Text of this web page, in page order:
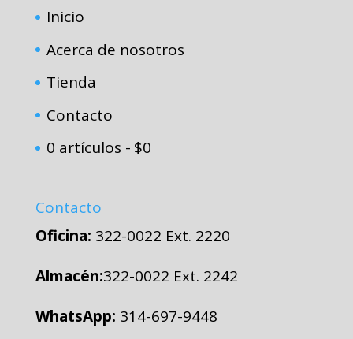
Inicio
Acerca de nosotros
Tienda
Contacto
0 artículos
$0
Contacto
Oficina: 322-0022 Ext. 2220
Almacén:322-0022 Ext. 2242
WhatsApp: 314-697-9448